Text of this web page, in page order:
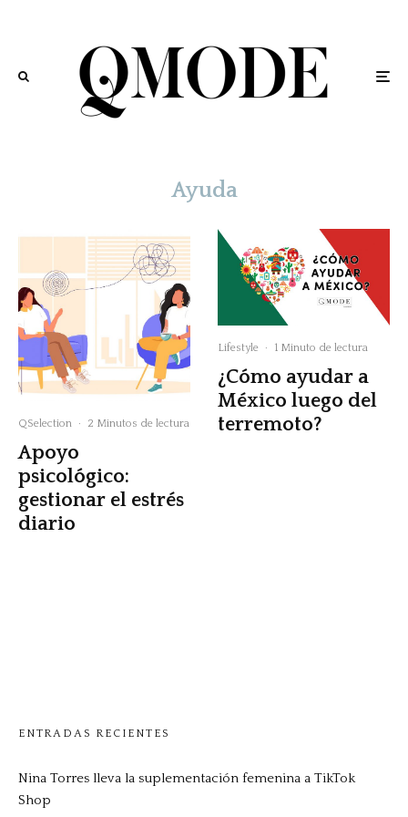
Ayuda
QSelection · 2 Minutos de lectura
Apoyo
psicológico:
gestionar el estrés
diario
Lifestyle · 1 Minuto de lectura
¿Cómo ayudar a
México luego del
terremoto?
ENTRADAS RECIENTES
Nina Torres lleva la suplementación femenina a TikTok
Shop